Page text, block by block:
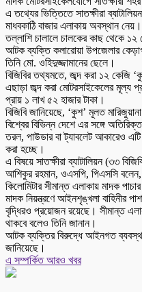
এ তথ্যের ভিত্তিতে সাতক্ষীরা
মাধবকাঠি বাজার এলাকায় অবস্থান
তল্লাশি চালালে চালকের কাছ থেকে
আটক ব্যক্তি কলারোয়া উপজেলার
তিনি মো. ওহিদুজ্জামানের ছেলে।
বিজিবির তথ্যমতে, জব্দ করা ১২ কেজি
এছাড়া জব্দ করা মোটরসাইকেলের মূল্য
প্রায় ১ লাখ ৫২ হাজার টাকা।
বিজিবি জানিয়েছে, ‘কুশ’ মূলত
বিশ্বের বিভিন্ন দেশে এর সঙ্গে
তরল, পাউডার বা ট্যাবলেট আকারেও
করা হচ্ছে।
এ বিষয়ে সাতক্ষীরা ব্যাটালিয়ন (৩৩
আশিকুর রহমান, ওএসপি, পিএসসি বলেন,
কিলোমিটার সীমান্ত এলাকায় মাদক
মাদক নিয়ন্ত্রণে আইনশৃঙ্খলা বাহিনীর
বৃদ্ধিরও প্রয়োজন রয়েছে। সীমান্ত
থাকবে বলেও তিনি জানান।
আটক ব্যক্তির বিরুদ্ধে আইনগত ব্যবস্থা
জানিয়েছে।
এ সম্পর্কিত আরও খবর